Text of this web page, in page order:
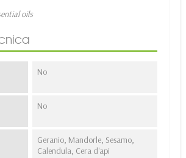
oils
No
No
Geranio, Mandorle, Sesamo,
Calendula, Cera d'api